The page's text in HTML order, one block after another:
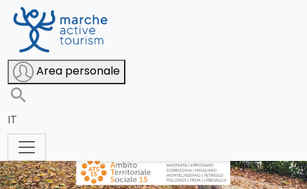
Area personale
IT